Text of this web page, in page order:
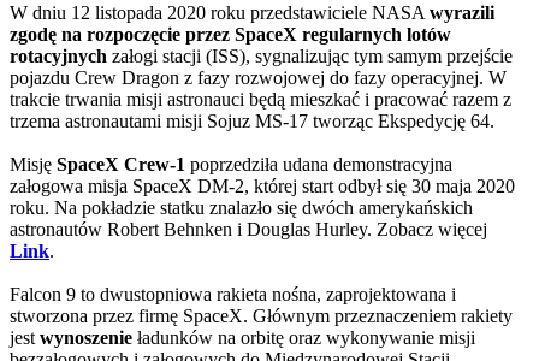
W dniu 12 listopada 2020 roku przedstawiciele NASA wyrazili
zgodę na rozpoczęcie przez SpaceX regularnych lotów
rotacyjnych załogi stacji (ISS), sygnalizując tym samym przejście
pojazdu Crew Dragon z fazy rozwojowej do fazy operacyjnej. W
trakcie trwania misji astronauci będą mieszkać i pracować razem z
trzema astronautami misji Sojuz MS-17 tworząc Ekspedycję 64.
Misję SpaceX Crew-1 poprzedziła udana demonstracyjna
załogowa misja SpaceX DM-2, której start odbył się 30 maja 2020
roku. Na pokładzie statku znalazło się dwóch amerykańskich
astronautów Robert Behnken i Douglas Hurley. Zobacz więcej
Link.
Falcon 9 to dwustopniowa rakieta nośna, zaprojektowana i
stworzona przez firmę SpaceX. Głównym przeznaczeniem rakiety
jest wynoszenie ładunków na orbitę oraz wykonywanie misji